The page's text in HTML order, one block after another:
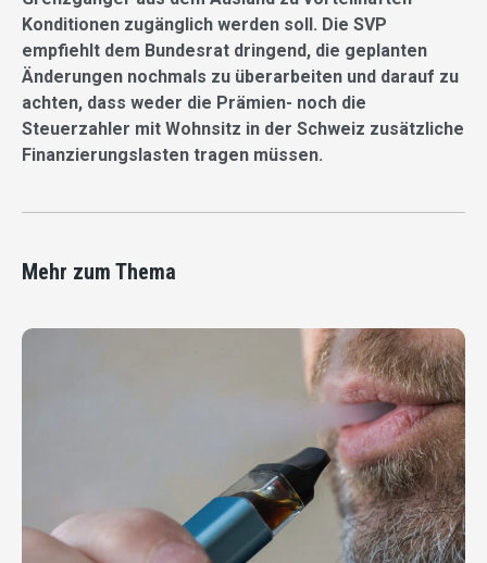
Konditionen zugänglich werden soll. Die SVP
empfiehlt dem Bundesrat dringend, die geplanten
Änderungen nochmals zu überarbeiten und darauf zu
achten, dass weder die Prämien- noch die
Steuerzahler mit Wohnsitz in der Schweiz zusätzliche
Finanzierungslasten tragen müssen.
Mehr zum Thema